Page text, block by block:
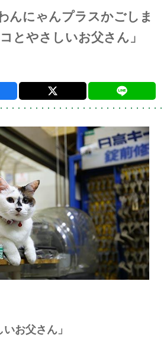
にゃんプラスかごしま
とやさしいお父さん」
お父さん」